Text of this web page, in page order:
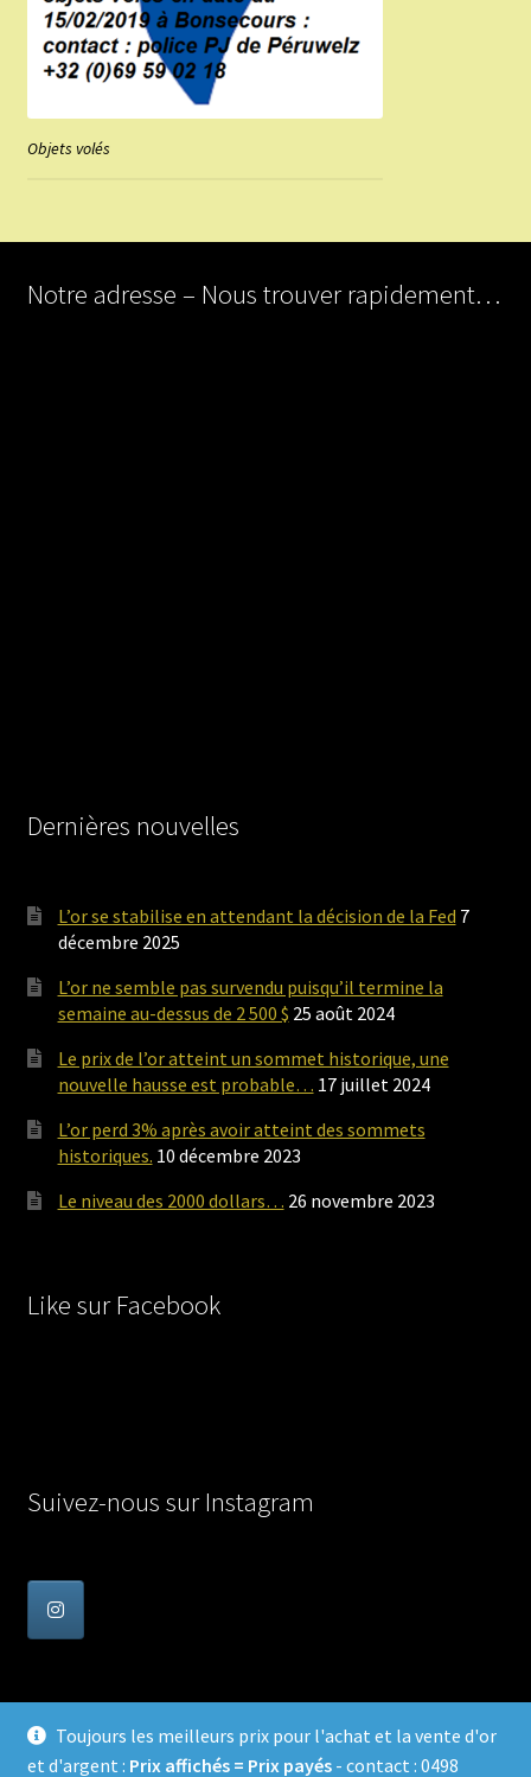
Toujours les meilleurs prix pour l'achat et la vente d'or
et d'argent : Prix affichés = Prix payés- contact : 0498
Objets volés
Notre adresse – Nous trouver rapidement…
Dernières nouvelles
L’or se stabilise en attendant la décision de la Fed 7
décembre 2025
L’or ne semble pas survendu puisqu’il termine la
semaine au-dessus de 2 500 $ 25 août 2024
Le prix de l’or atteint un sommet historique, une
nouvelle hausse est probable… 17 juillet 2024
L’or perd 3% après avoir atteint des sommets
historiques. 10 décembre 2023
Le niveau des 2000 dollars… 26 novembre 2023
Like sur Facebook
Suivez-nous sur Instagram